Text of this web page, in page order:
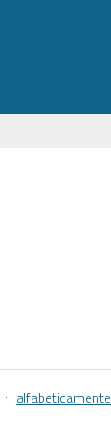
· alfabeticamente